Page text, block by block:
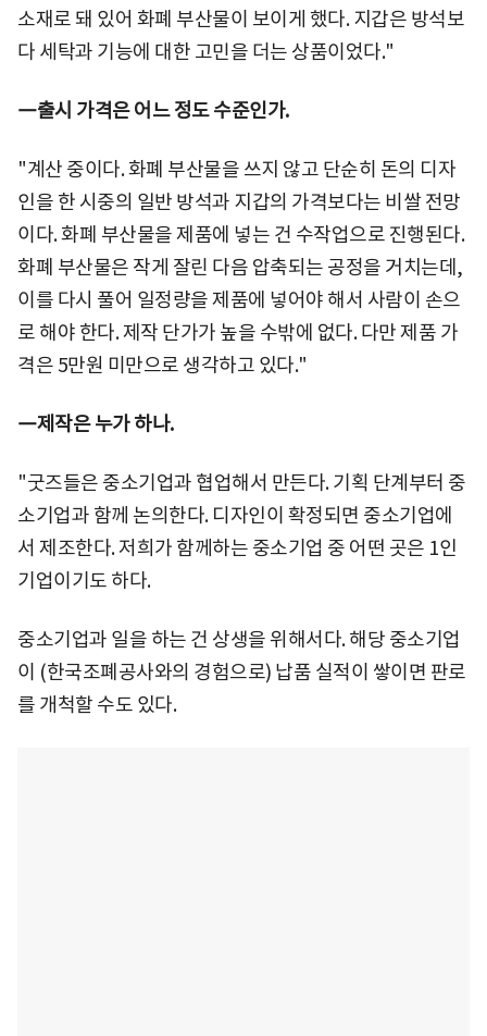
소재로 돼 있어 화폐 부산물이 보이게 했다. 지갑은 방석보
다 세탁과 기능에 대한 고민을 더는 상품이었다."
―출시 가격은 어느 정도 수준인가.
"계산 중이다. 화폐 부산물을 쓰지 않고 단순히 돈의 디자
인을 한 시중의 일반 방석과 지갑의 가격보다는 비쌀 전망
이다. 화폐 부산물을 제품에 넣는 건 수작업으로 진행된다.
화폐 부산물은 작게 잘린 다음 압축되는 공정을 거치는데,
이를 다시 풀어 일정량을 제품에 넣어야 해서 사람이 손으
로 해야 한다. 제작 단가가 높을 수밖에 없다. 다만 제품 가
격은 5만원 미만으로 생각하고 있다."
―제작은 누가 하나.
"굿즈들은 중소기업과 협업해서 만든다. 기획 단계부터 중
소기업과 함께 논의한다. 디자인이 확정되면 중소기업에
서 제조한다. 저희가 함께하는 중소기업 중 어떤 곳은 1인
기업이기도 하다.
중소기업과 일을 하는 건 상생을 위해서다. 해당 중소기업
이 (한국조폐공사와의 경험으로) 납품 실적이 쌓이면 판로
를 개척할 수도 있다.